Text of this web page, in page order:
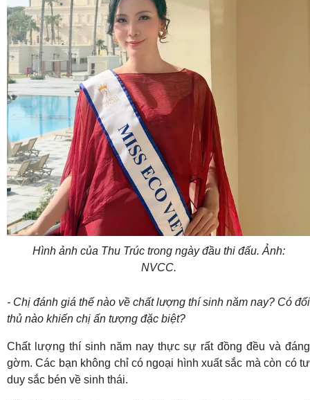
Hình ảnh của Thu Trúc trong ngày đầu thi đấu. Ảnh:
NVCC.
- Chị đánh giá thế nào về chất lượng thí sinh năm nay? Có đối
thủ nào khiến chị ấn tượng đặc biệt?
Chất lượng thí sinh năm nay thực sự rất đồng đều và đáng
gờm. Các bạn không chỉ có ngoại hình xuất sắc mà còn có tư
duy sắc bén về sinh thái.